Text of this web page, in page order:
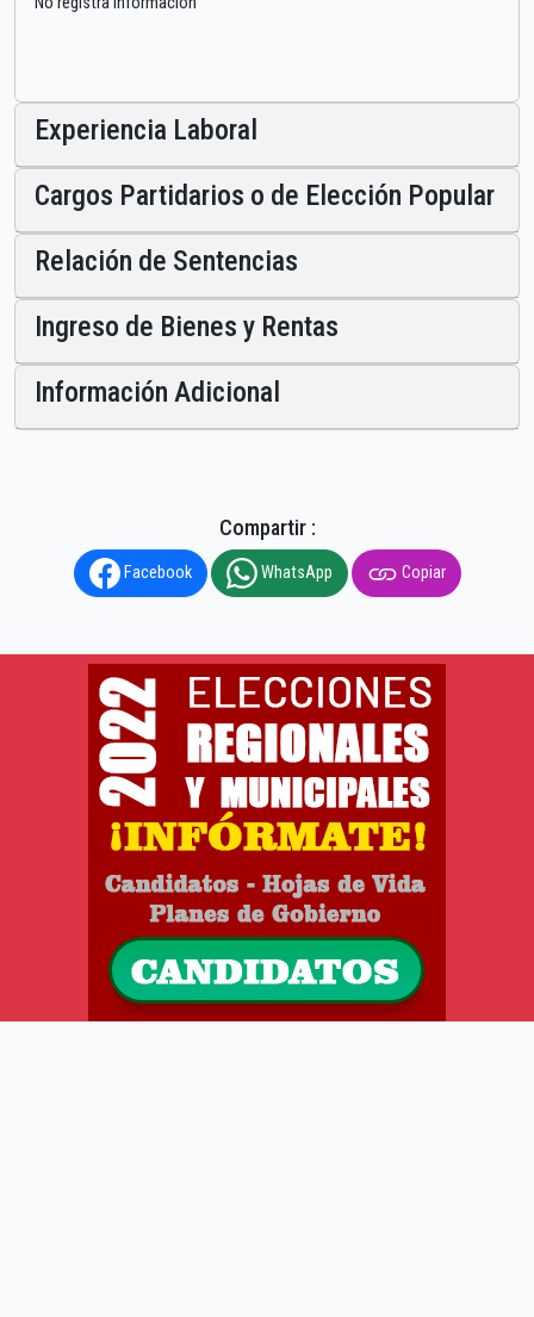
Experiencia Laboral
Cargos Partidarios o de Elección Popular
Relación de Sentencias
Ingreso de Bienes y Rentas
Información Adicional
Compartir :
Facebook WhatsApp Copiar